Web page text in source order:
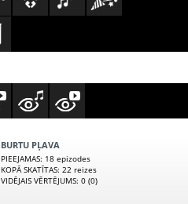
BURTU PĻAVA
PIEEJAMAS: 18 epizodes
KOPĀ SKATĪTAS: 22 reizes
VIDĒJAIS VĒRTĒJUMS: 0 (0)